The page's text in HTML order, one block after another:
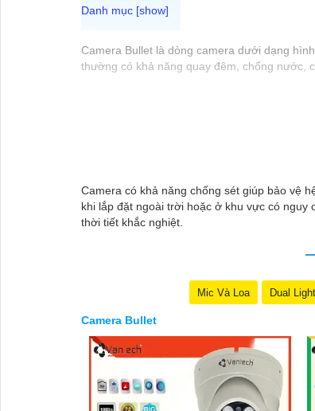
Camera Bullet là dòng camera dưới dạng
thường có khả năng quay đêm, chống nước,
Camera có khả năng chống sét giúp bảo vệ
khi lắp đặt ngoài trời hoặc ở khu vực có
thời tiết khắc nghiệt.
Mic Và Loa Dual Light
Camera Bullet